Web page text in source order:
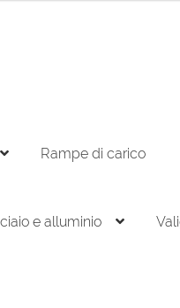
Rampe di carico
e alluminio